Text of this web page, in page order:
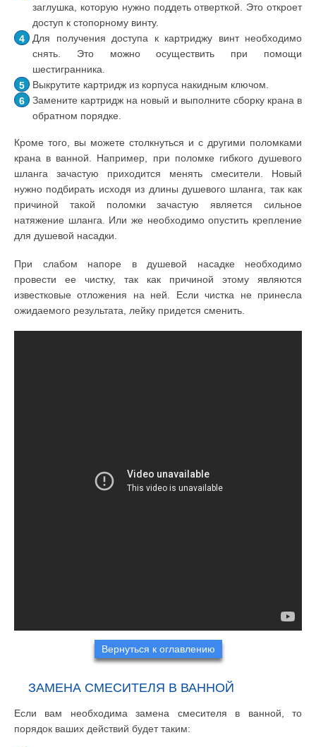
заглушка, которую нужно поддеть отверткой. Это откроет
доступ к стопорному винту.
Для получения доступа к картриджу винт необходимо
снять. Это можно осуществить при помощи
шестигранника.
Выкрутите картридж из корпуса накидным ключом.
Замените картридж на новый и выполните сборку крана в
обратном порядке.
Кроме того, вы можете столкнуться и с другими поломками
крана в ванной. Например, при поломке гибкого душевого
шланга зачастую приходится менять смесители. Новый
нужно подбирать исходя из длины душевого шланга, так как
причиной такой поломки зачастую является сильное
натяжение шланга. Или же необходимо опустить крепление
для душевой насадки.
При слабом напоре в душевой насадке необходимо
провести ее чистку, так как причиной этому являются
известковые отложения на ней. Если чистка не принесла
ожидаемого результата, лейку придется сменить.
Вернуться к оглавлению
ЗАМЕНА СМЕСИТЕЛЯ В ВАННОЙ
Если вам необходима замена смесителя в ванной, то
порядок ваших действий будет таким: